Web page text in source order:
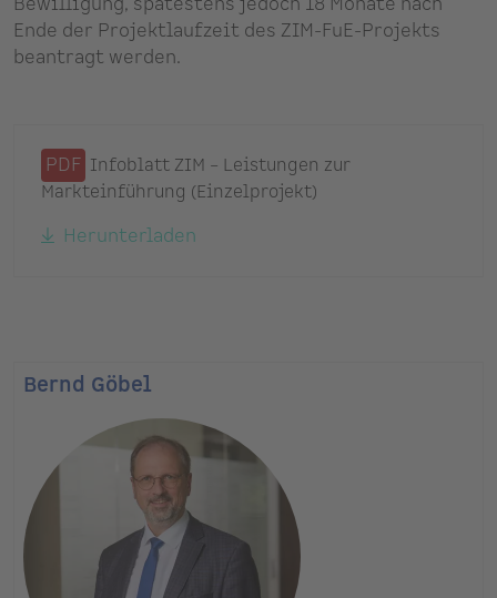
Ende der Projektlaufzeit des ZIM-FuE-Projekts
beantragt werden.
PDF Infoblatt ZIM – Leistungen zur
Markteinführung (Einzelprojekt)
Herunterladen
Bernd Göbel